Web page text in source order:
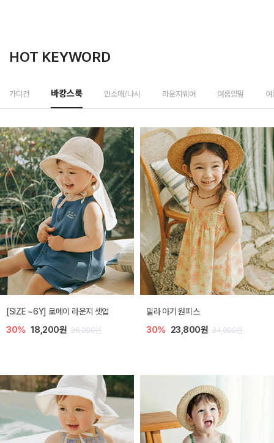
HOT KEYWORD
가디건 바캉스룩 민소매/나시 라운지웨어 여름양말
엘리오 아기 블라우스
40% 16,200원 27,000원
엘로디 니트 아기 뷔스티에
40% 16,200원 27,000원